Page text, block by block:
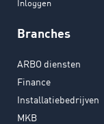
Inloggen
Branches
ARBO diensten
Finance
Installatiebedrijven
MKB